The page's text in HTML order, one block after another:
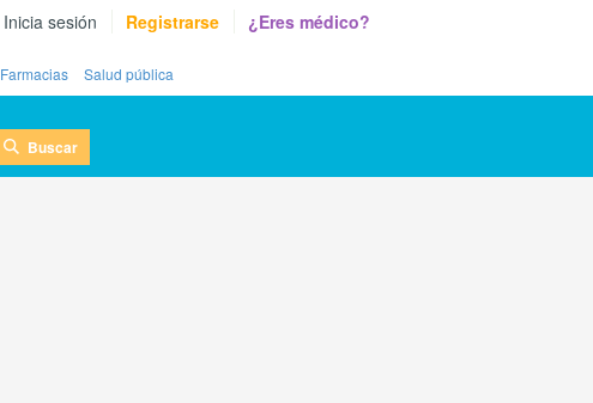
Inicia sesión Registrarse ¿Eres médico?
Farmacias Salud pública
Buscar